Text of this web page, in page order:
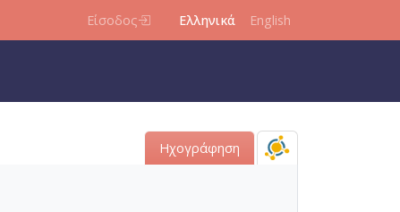
Είσοδος Ελληνικά English
Ηχογράφηση